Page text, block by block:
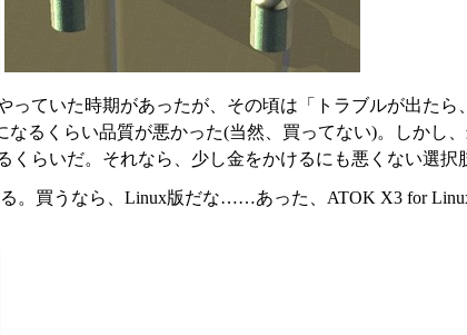
っていた時期があったが、その頃は「トラブルが出た
なるくらい品質が悪かった(当然、買ってない)。しかし
らいだ。それなら、少し金をかけるにも悪くない選択
。買うなら、Linux版だな……あった、ATOK X3 for